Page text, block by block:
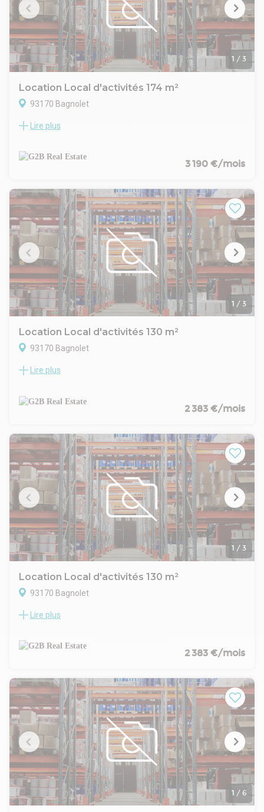
Yuman Immobilier pour la maitrise d'ouvrage.
1 / 3
Location Local d'activités 174 m²
93170 Bagnolet
Situé dans un parc clôturé et sécurisé à Bagnolet, ce
pour accueillir artisans, PME ou logisticiens urbains. Le parc
est entièrement clos, avec portail motorisé, voirie enrobée
bardage, couverture en bac acier, éclairage LED, et
équipements complets par cellule. À seulement quelques
minutes du périphérique parisien et de l’autoroute A3, ce site
bénéficie d’une accessibilité exceptionnelle.
L'ensemble est signé Archicrea pour la partie architecture et
Yuman Immobilier pour la maitrise d'ouvrage.
Lire plus
3 190 €/mois
1 / 3
Location Local d'activités 130 m²
93170 Bagnolet
Situé dans un parc clôturé et sécurisé à Bagnolet, ce
pour accueillir artisans, PME ou logisticiens urbains. Le parc
est entièrement clos, avec portail motorisé, voirie enrobée
bardage, couverture en bac acier, éclairage LED, et
équipements complets par cellule. À seulement quelques
minutes du périphérique parisien et de l’autoroute A3, ce site
bénéficie d’une accessibilité exceptionnelle.
L'ensemble est signé Archicrea pour la partie architecture et
Yuman Immobilier pour la maitrise d'ouvrage.
Lire plus
2 383 €/mois
1 / 3
Location Local d'activités 130 m²
93170 Bagnolet
Situé dans un parc clôturé et sécurisé à Bagnolet, ce
pour accueillir artisans, PME ou logisticiens urbains. Le parc
est entièrement clos, avec portail motorisé, voirie enrobée
bardage, couverture en bac acier, éclairage LED, et
équipements complets par cellule. À seulement quelques
minutes du périphérique parisien et de l’autoroute A3, ce site
bénéficie d’une accessibilité exceptionnelle.
L'ensemble est signé Archicrea pour la partie architecture et
Yuman Immobilier pour la maitrise d'ouvrage.
Lire plus
2 383 €/mois
1 / 6